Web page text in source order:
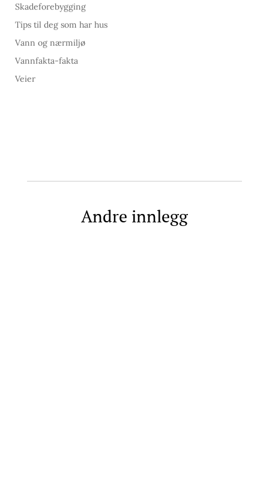
Skadeforebygging
Tips til deg som har hus
Vann og nærmiljø
Vannfakta-fakta
Veier
Andre innlegg